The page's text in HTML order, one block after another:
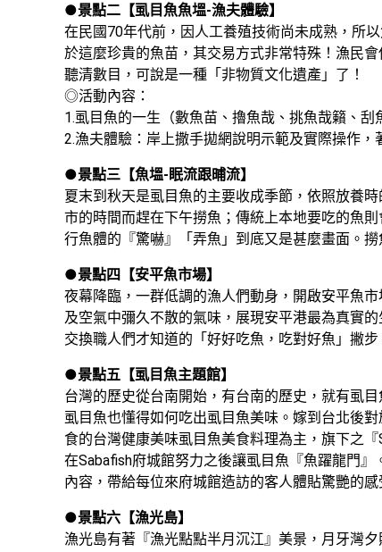
●景點二【虱目魚魚塭-漁夫體驗】
在民國70年代前，因人工養殖技術尚未成熟，所
於這麼珍貴的魚苗，其交易方式非常特殊！漁民
聽清數目，可說是一種「非物質文化遺產」了！
◎活動內容：
1.虱目魚的一生（數魚苗、擼魚哉、挑魚哉籟、刮
2.漁夫體驗：岸上撒手拋網說明示範及實際操作，
●景點三【魚塭-眠流跟晡流】
夏末到秋天是虱目魚的主要收成季節，依照放養
市的時間而趕在下午撈魚；傳統上本地要吃的魚
行魚體的『驚嚇』「弄魚」到底又是甚麼畫面。
●景點四【安平魚市場】
夜幕降臨，一群低調的漁人們動身，開啟安平魚
及空氣中彌久不散的氣味，展現安平港最為真實
交換職人們才知道的「好好吃魚，吃對好魚」撇
●景點五【虱目魚主題館】
台灣的歷史從台南開始，有台南的歷史，就有虱
虱目魚也懂得如何吃出虱目魚美味。嫁到台北後
食的台灣健康美味虱目魚美食料理為主，旗下之
在Sabafish府城館努力之後讓虱目魚『魚躍龍門
內容，帶給每位來府城館造訪的客人體貼驚艷的感
●景點六【漁光島】
漁光島有著『漁光點點半月沉江』美景，月牙灣